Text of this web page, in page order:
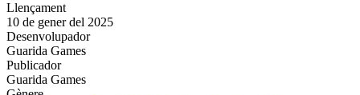
Llençament
10 de gener del 2025
Desenvolupador
Guarida Games
Publicador
Guarida Games